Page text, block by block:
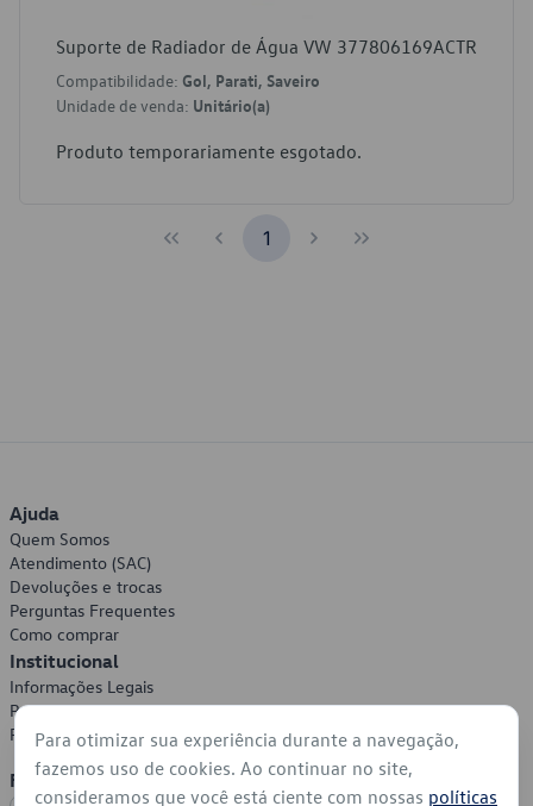
Suporte de Radiador de Água VW 377806169ACTR
Compatibilidade: Gol, Parati, Saveiro
Unidade de venda: Unitário(a)
Produto temporariamente esgotado.
1
Ajuda
Quem Somos
Atendimento (SAC)
Devoluções e trocas
Perguntas Frequentes
Como comprar
Institucional
Informações Legais
Política de Privacidade
Política de Cookies
Formas de Pagamento
Para otimizar sua experiência durante a navegação,
fazemos uso de cookies. Ao continuar no site,
consideramos que você está ciente com nossas políticas